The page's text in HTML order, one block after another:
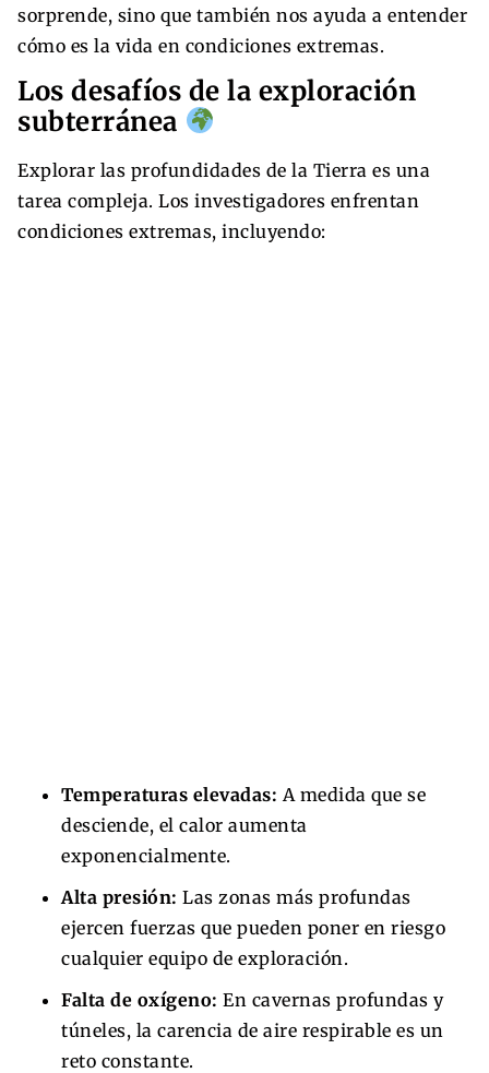
sorprende, sino que también nos ayuda a entender
cómo es la vida en condiciones extremas.
Los desafíos de la exploración
subterránea
Explorar las profundidades de la Tierra es una
tarea compleja. Los investigadores enfrentan
condiciones extremas, incluyendo:
Temperaturas elevadas: A medida que se
desciende, el calor aumenta
exponencialmente.
Alta presión: Las zonas más profundas
ejercen fuerzas que pueden poner en riesgo
cualquier equipo de exploración.
Falta de oxígeno: En cavernas profundas y
túneles, la carencia de aire respirable es un
reto constante.